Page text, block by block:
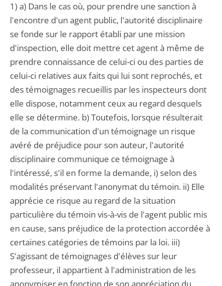
1) a) Dans le cas où, pour prendre une sanction à
l'encontre d'un agent public, l'autorité disciplinaire
se fonde sur le rapport établi par une mission
d'inspection, elle doit mettre cet agent à même de
prendre connaissance de celui-ci ou des parties de
celui-ci relatives aux faits qui lui sont reprochés, et
des témoignages recueillis par les inspecteurs dont
elle dispose, notamment ceux au regard desquels
elle se détermine. b) Toutefois, lorsque résulterait
de la communication d'un témoignage un risque
avéré de préjudice pour son auteur, l'autorité
disciplinaire communique ce témoignage à
l'intéressé, s'il en forme la demande, i) selon des
modalités préservant l'anonymat du témoin. ii) Elle
apprécie ce risque au regard de la situation
particulière du témoin vis-à-vis de l'agent public mis
en cause, sans préjudice de la protection accordée à
certaines catégories de témoins par la loi. iii)
S'agissant de témoignages d'élèves sur leur
professeur, il appartient à l'administration de les